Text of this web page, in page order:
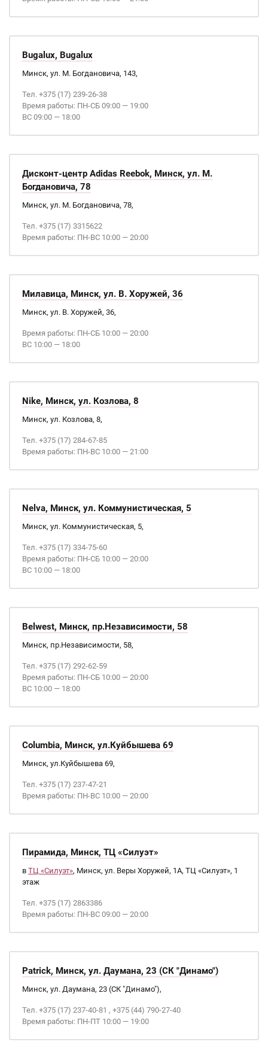
Bugalux, Bugalux
Минск, ул. М. Богдановича, 143,
Тел. +375 (17) 239-26-38
Время работы: ПН-СБ 09:00 — 19:00
ВС 09:00 — 18:00
Дисконт-центр Adidas Reebok, Минск, ул. М.
Богдановича, 78
Минск, ул. М. Богдановича, 78,
Тел. +375 (17) 3315622
Время работы: ПН-ВС 10:00 — 20:00
Милавица, Минск, ул. В. Хоружей, 36
Минск, ул. В. Хоружей, 36,
Время работы: ПН-СБ 10:00 — 20:00
ВС 10:00 — 18:00
Nike, Минск, ул. Козлова, 8
Минск, ул. Козлова, 8,
Тел. +375 (17) 284-67-85
Время работы: ПН-ВС 10:00 — 21:00
Nelva, Минск, ул. Коммунистическая, 5
Минск, ул. Коммунистическая, 5,
Тел. +375 (17) 334-75-60
Время работы: ПН-СБ 10:00 — 20:00
ВС 10:00 — 18:00
Belwest, Минск, пр.Независимости, 58
Минск, пр.Независимости, 58,
Тел. +375 (17) 292-62-59
Время работы: ПН-СБ 10:00 — 20:00
ВС 10:00 — 18:00
Columbia, Минск, ул.Куйбышева 69
Минск, ул.Куйбышева 69,
Тел. +375 (17) 237-47-21
Время работы: ПН-ВС 10:00 — 20:00
Пирамида, Минск, ТЦ «Силуэт»
в ТЦ «Силуэт», Минск, ул. Веры Хоружей, 1А, ТЦ «Силуэт», 1
этаж
Тел. +375 (17) 2863386
Время работы: ПН-ВС 09:00 — 20:00
Patrick, Минск, ул. Даумана, 23 (СК "Динамо")
Минск, ул. Даумана, 23 (СК "Динамо"),
Тел. +375 (17) 237-40-81 , +375 (44) 790-27-40
Время работы: ПН-ПТ 10:00 — 19:00